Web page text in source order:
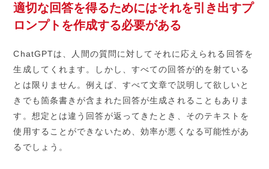
適切な回答を得るためにはそれを引き出すプ
ロンプトを作成する必要がある
ChatGPTは、人間の質問に対してそれに応えられる回答を
生成してくれます。しかし、すべての回答が的を射ている
とは限りません。例えば、すべて文章で説明して欲しいと
きでも箇条書きが含まれた回答が生成されることもありま
す。想定とは違う回答が返ってきたとき、そのテキストを
使用することができないため、効率が悪くなる可能性があ
るでしょう。